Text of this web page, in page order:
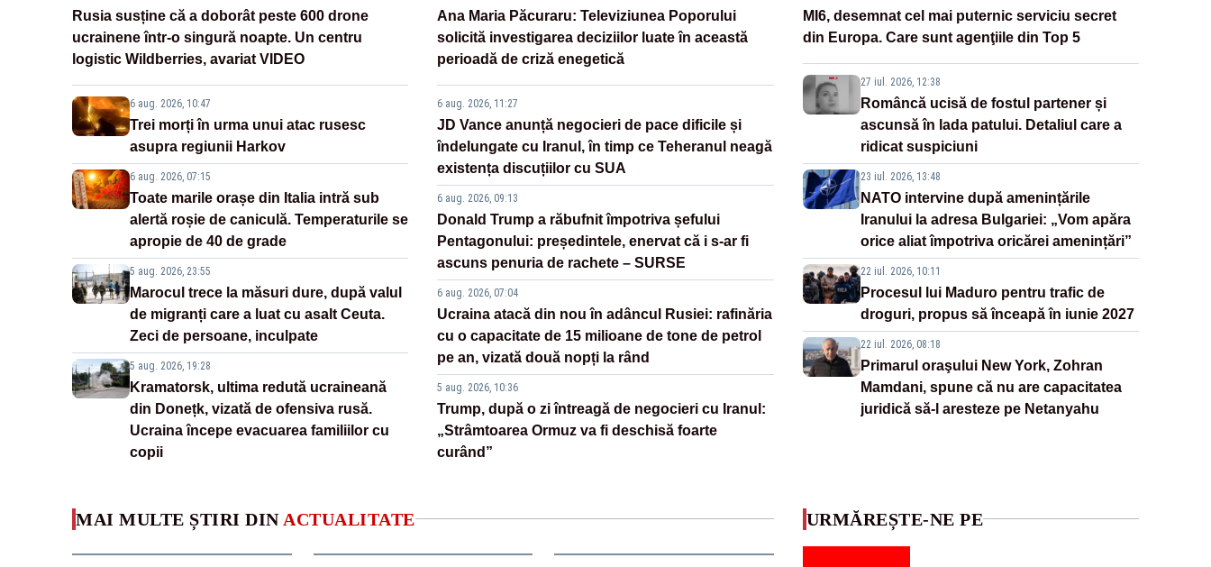
Rusia susține că a doborât peste 600 drone
ucrainene într-o singură noapte. Un centru
logistic Wildberries, avariat VIDEO
6 aug. 2026, 10:47
Trei morți în urma unui atac rusesc
asupra regiunii Harkov
6 aug. 2026, 07:15
Toate marile orașe din Italia intră sub
alertă roșie de caniculă. Temperaturile se
apropie de 40 de grade
5 aug. 2026, 23:55
Marocul trece la măsuri dure, după valul
de migranți care a luat cu asalt Ceuta.
Zeci de persoane, inculpate
5 aug. 2026, 19:28
Kramatorsk, ultima redută ucraineană
din Donețk, vizată de ofensiva rusă.
Ucraina începe evacuarea familiilor cu
copii
Ana Maria Păcuraru: Televiziunea Poporului
solicită investigarea deciziilor luate în această
perioadă de criză enegetică
6 aug. 2026, 11:27
JD Vance anunță negocieri de pace dificile și
îndelungate cu Iranul, în timp ce Teheranul neagă
existența discuțiilor cu SUA
6 aug. 2026, 09:13
Donald Trump a răbufnit împotriva șefului
Pentagonului: președintele, enervat că i s-ar fi
ascuns penuria de rachete – SURSE
6 aug. 2026, 07:04
Ucraina atacă din nou în adâncul Rusiei: rafinăria
cu o capacitate de 15 milioane de tone de petrol
pe an, vizată două nopți la rând
5 aug. 2026, 10:36
Trump, după o zi întreagă de negocieri cu Iranul:
„Strâmtoarea Ormuz va fi deschisă foarte
curând”
MI6, desemnat cel mai puternic serviciu secret
din Europa. Care sunt agenţiile din Top 5
27 iul. 2026, 12:38
Româncă ucisă de fostul partener și
ascunsă în lada patului. Detaliul care a
ridicat suspiciuni
23 iul. 2026, 13:48
NATO intervine după amenințările
Iranului la adresa Bulgariei: „Vom apăra
orice aliat împotriva oricărei amenințări”
22 iul. 2026, 10:11
Procesul lui Maduro pentru trafic de
droguri, propus să înceapă în iunie 2027
22 iul. 2026, 08:18
Primarul oraşului New York, Zohran
Mamdani, spune că nu are capacitatea
juridică să-l aresteze pe Netanyahu
MAI MULTE ȘTIRI DIN ACTUALITATE URMĂREȘTE-NE PE